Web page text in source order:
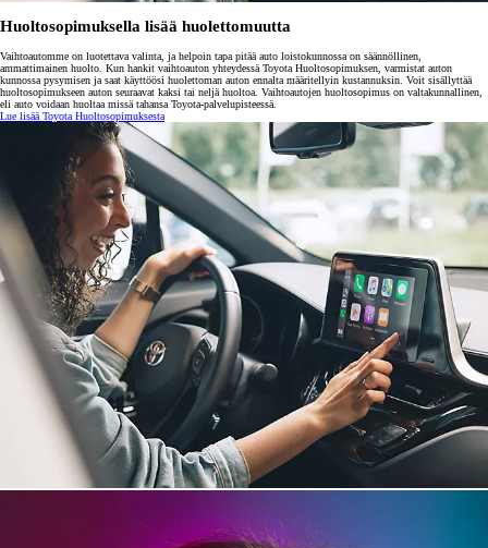
Huoltosopimuksella lisää huolettomuutta
Vaihtoautomme on luotettava valinta, ja helpoin tapa pitää auto loistokunnossa on säännöllinen,
ammattimainen huolto. Kun hankit vaihtoauton yhteydessä Toyota Huoltosopimuksen, varmistat auton
kunnossa pysymisen ja saat käyttöösi huolettoman auton ennalta määritellyin kustannuksin. Voit sisällyttää
huoltosopimukseen auton seuraavat kaksi tai neljä huoltoa. Vaihtoautojen huoltosopimus on valtakunnallinen,
eli auto voidaan huoltaa missä tahansa Toyota-palvelupisteessä.
Lue lisää Toyota Huoltosopimuksesta